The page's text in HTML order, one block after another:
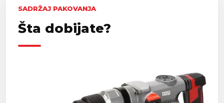
SADRŽAJ PAKOVANJA
Šta dobijate?